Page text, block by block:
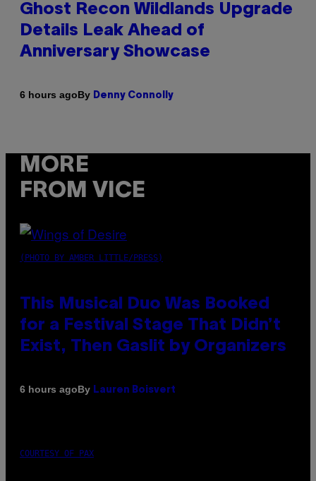
Ghost Recon Wildlands Upgrade
Details Leak Ahead of
Anniversary Showcase
6 hours agoBy Denny Connolly
MORE
FROM VICE
(PHOTO BY AMBER LITTLE/PRESS)
This Musical Duo Was Booked
for a Festival Stage That Didn’t
Exist, Then Gaslit by Organizers
6 hours agoBy Lauren Boisvert
COURTESY OF PAX